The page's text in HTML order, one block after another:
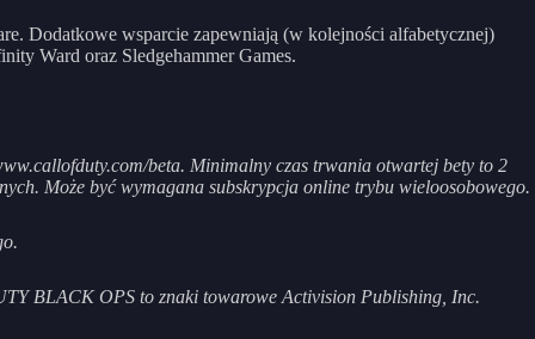
Dodatkowe wsparcie zapewniają (w kolejności alfabetycznej)
Ward oraz Sledgehammer Games.
beta. Minimalny czas trwania otwartej bety to 2
Może być wymagana subskrypcja online trybu wieloosobowego.
BLACK OPS to znaki towarowe Activision Publishing, Inc.